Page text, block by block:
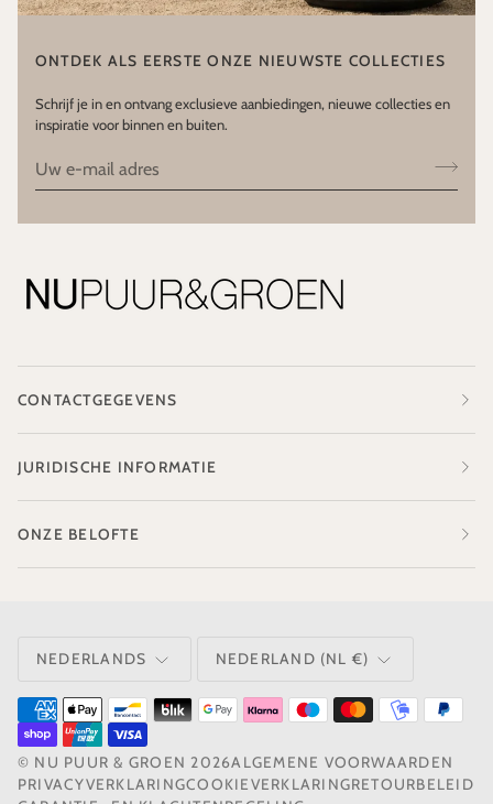
ONTDEK ALS EERSTE ONZE NIEUWSTE COLLECTIES
Schrijf je in en ontvang exclusieve aanbiedingen, nieuwe collecties en
inspiratie voor binnen en buiten.
CONTACTGEGEVENS
JURIDISCHE INFORMATIE
ONZE BELOFTE
NEDERLANDS NEDERLAND (NL €)
© NU PUUR & GROEN 2026ALGEMENE VOORWAARDEN
PRIVACYVERKLARINGCOOKIEVERKLARINGRETOURBELEID